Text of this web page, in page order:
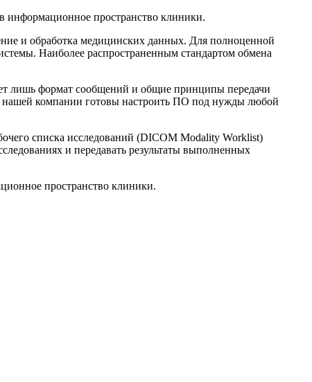
информационное пространство клиники.
и обработка медицинских данных. Для полноценной
Наиболее распространенным стандартом обмена
лишь формат сообщений и общие принципы передачи
нашей компании готовы настроить ПО под нужды любой
списка исследований (DICOM Modality Worklist)
и передавать результаты выполненных
пространство клиники.